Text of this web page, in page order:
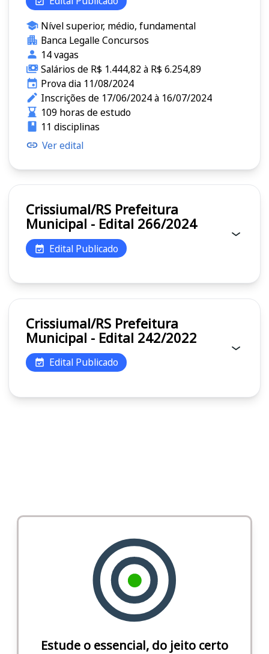
Nível superior, médio, fundamental
Banca Legalle Concursos
14 vagas
Salários de R$ 1.444,82 à R$ 6.254,89
Prova dia 11/08/2024
Inscrições de 17/06/2024 à 16/07/2024
109 horas de estudo
11 disciplinas
Ver edital
Crissiumal/RS Prefeitura
Municipal - Edital 266/2024
Edital Publicado
Crissiumal/RS Prefeitura
Municipal - Edital 242/2022
Edital Publicado
Estude o essencial, do jeito certo